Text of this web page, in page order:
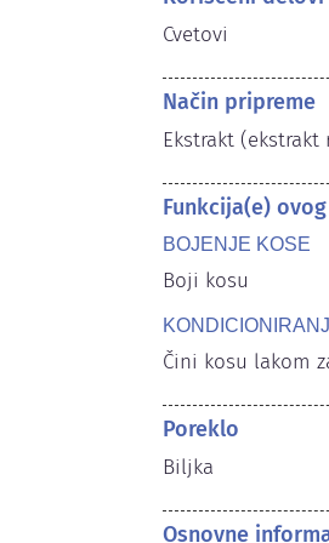
Cvetovi
Način pripreme
Ekstrakt (ekstrakt
Funkcija(e)
BOJENJE KOSE
Boji kosu
Čini kosu lakom
Poreklo
Biljka
Osnovne